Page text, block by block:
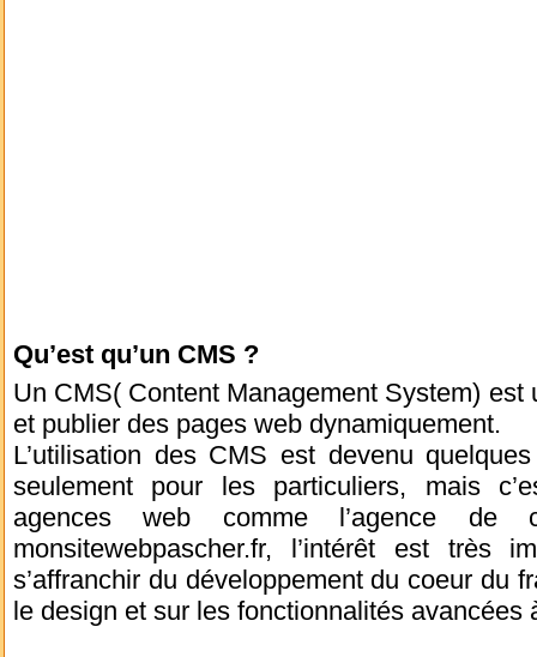
Qu’est qu’un CMS ?
Un CMS( Content Management System) est
et publier des pages web dynamiquement.
L’utilisation des CMS est devenu
seulement pour les particuliers, mais
agences web comme l’agence de
monsitewebpascher.fr, l’intérêt est très
s’affranchir du développement du coeur du
le design et sur les fonctionnalités avancées